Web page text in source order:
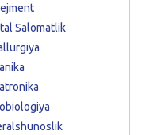
Salomatlik